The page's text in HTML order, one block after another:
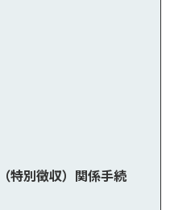
特別徴収）関係手続